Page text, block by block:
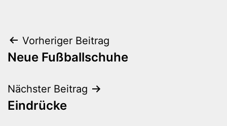
Beitragsnavigation
Vorheriger Beitrag
Neue Fußballschuhe
Nächster Beitrag
Eindrücke